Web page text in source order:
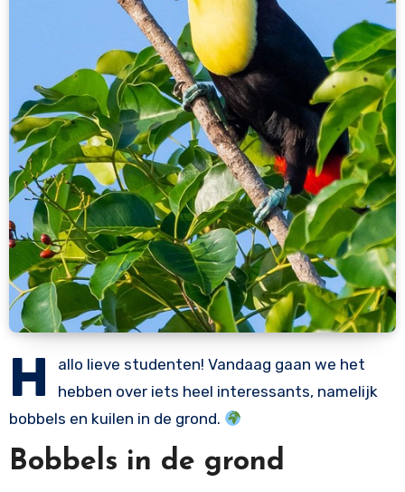
H
allo lieve studenten! Vandaag gaan we het
hebben over iets heel interessants, namelijk
bobbels en kuilen in de grond.
Bobbels in de grond